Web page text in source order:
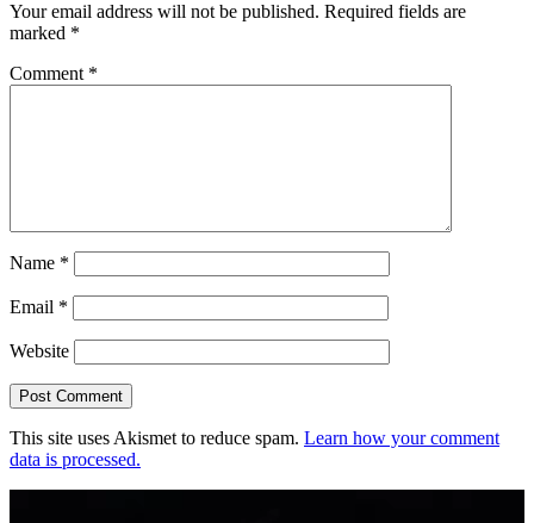
Your email address will not be published. Required fields are
marked *
Comment *
Name *
Email *
Website
This site uses Akismet to reduce spam. Learn how your comment
data is processed.